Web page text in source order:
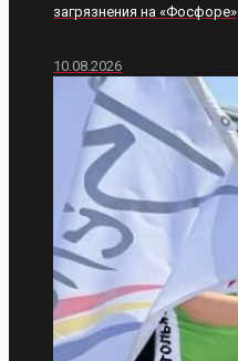
загрязнения на «Фосфоре»
10.08.2026